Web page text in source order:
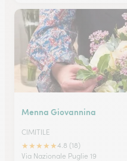
Menna Giovannina
CIMITILE
★★★★★4.8 (18)
Via Nazionale Puglie 19